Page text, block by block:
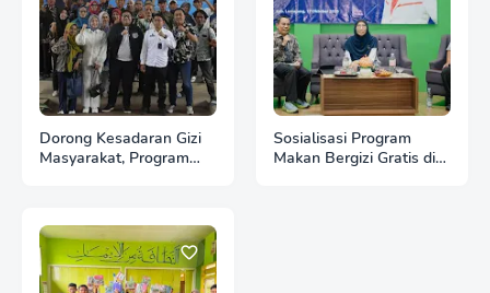
Dorong Kesadaran Gizi
Masyarakat, Program
Sosialisasi Program
Makan Bergizi Gratis di